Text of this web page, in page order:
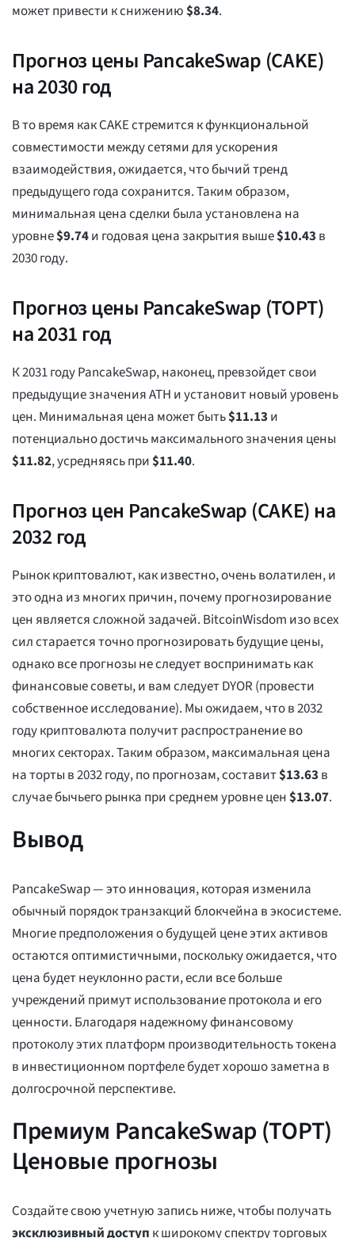
может привести к снижению$8.34.
Прогноз цены PancakeSwap (CAKE)
на 2030 год
В то время как CAKE стремится к функциональной
совместимости между сетями для ускорения
взаимодействия, ожидается, что бычий тренд
предыдущего года сохранится. Таким образом,
минимальная цена сделки была установлена на
уровне$9.74и годовая цена закрытия выше$10.43 в
2030 году.
Прогноз цены PancakeSwap (ТОРТ)
на 2031 год
К 2031 году PancakeSwap, наконец, превзойдет свои
предыдущие значения ATH и установит новый уровень
цен. Минимальная цена может быть$11.13 и
потенциально достичь максимального значения цены
$11.82, усредняясь при$11.40.
Прогноз цен PancakeSwap (CAKE) на
2032 год
Рынок криптовалют, как известно, очень волатилен, и
это одна из многих причин, почему прогнозирование
цен является сложной задачей. BitcoinWisdom изо всех
сил старается точно прогнозировать будущие цены,
однако все прогнозы не следует воспринимать как
финансовые советы, и вам следует DYOR (провести
собственное исследование). Мы ожидаем, что в 2032
году криптовалюта получит распространение во
многих секторах. Таким образом, максимальная цена
на торты в 2032 году, по прогнозам, составит$13.63 в
случае бычьего рынка при среднем уровне цен$13.07.
Вывод
PancakeSwap — это инновация, которая изменила
обычный порядок транзакций блокчейна в экосистеме.
Многие предположения о будущей цене этих активов
остаются оптимистичными, поскольку ожидается, что
цена будет неуклонно расти, если все больше
учреждений примут использование протокола и его
ценности. Благодаря надежному финансовому
протоколу этих платформ производительность токена
в инвестиционном портфеле будет хорошо заметна в
долгосрочной перспективе.
Премиум PancakeSwap (ТОРТ)
Ценовые прогнозы
Создайте свою учетную запись ниже, чтобы получать
эксклюзивный доступ к широкому спектру торговых